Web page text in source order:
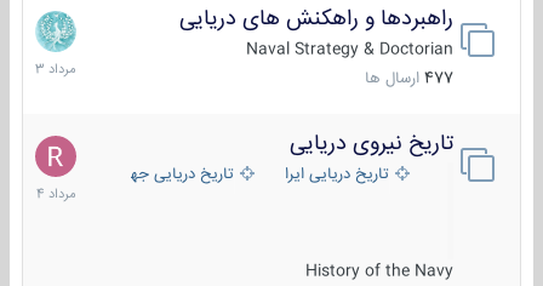
راهبردها و راهکنش های دریایی
Naval Strategy & Doctorian
477 ارسال ها
2
مرداد
1403
تاریخ نیروی دریایی
تاریخ دریایی ایران تاریخ دریایی جهان
History of the Navy
16
مرداد
1404